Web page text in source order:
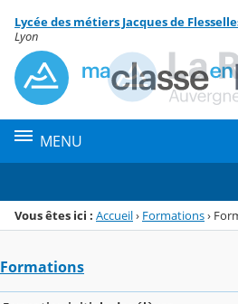
Menu de la rubrique
Contenu
Lycée des métiers Jacques de
Lyon
MENU
Vous êtes ici : Accueil› Formations›
Formations